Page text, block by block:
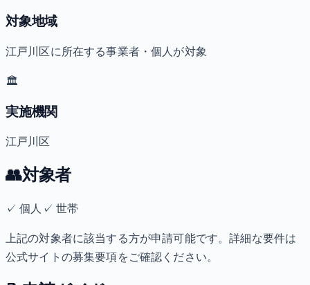
対象地域
江戸川区に所在する事業者・個人が対象
🏛️
実施機関
江戸川区
👥対象者
✓個人 ✓ 世帯
上記の対象者に該当する方が申請可能です。詳細な要件は
公式サイトの募集要項をご確認ください。